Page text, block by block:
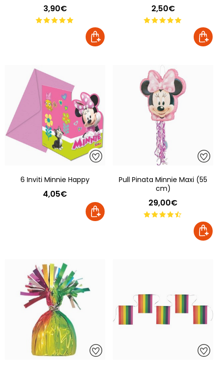
3,90€ 2,50€
6 Inviti Minnie Happy
4,05€
Pull Pinata Minnie Maxi (55
cm)
29,00€